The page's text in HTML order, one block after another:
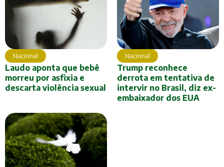
Nacional
Laudo aponta que bebê
morreu por asfixia e
descarta violência sexual
Nacional
Trump reconhece
derrota em tentativa de
intervir no Brasil, diz ex-
embaixador dos EUA